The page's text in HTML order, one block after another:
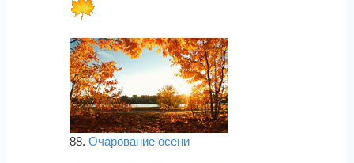
88. Очарование осени